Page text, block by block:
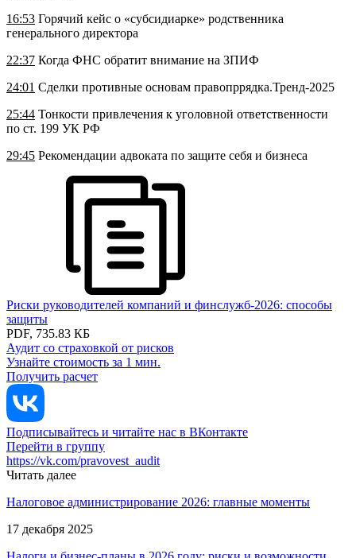
16:53 Горячий кейс о «субсидиарке» родственника
генерального директора
22:37 Когда ФНС обратит внимание на ЗПИФ
24:01 Сделки противные основам правопррядка.Тренд-2025
25:44 Тонкости привлечения к уголовной ответственности
по ст. 199 УК РФ
29:45 Рекомендации адвоката по защите себя и бизнеса
Риски руководителей компаний и финслужб-2026: способы
защиты
PDF, 735.83 КБ
Аудит со страховкой от рисков
Узнайте стоимость за 1 мин.
Получить расчет
Подписывайтесь и читайте нас в ВКонтакте
Перейти в группу
https://vk.com/pravovest_audit
Читать далее
Налоговое администрирование 2026: главные моменты
17 декабря 2025